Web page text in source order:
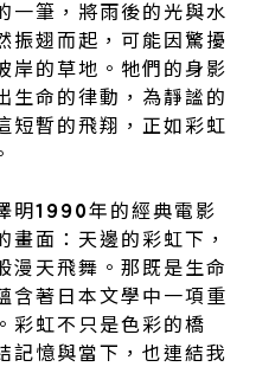
一筆，將雨後的光與水
振翅而起，可能因驚擾
岸的草地。牠們的身影
生命的律動，為靜謐的
短暫的飛翔，正如彩虹
明1990年的經典電影
畫面：天邊的彩虹下，
漫天飛舞。那既是生命
含著日本文學中一項重
彩虹不只是色彩的橋
記憶與當下，也連結我